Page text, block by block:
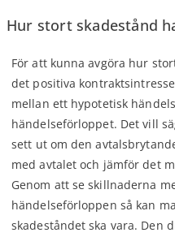
Hur stort skadestånd
För att kunna avgöra hur
det positiva
mellan ett hypotetisk
händelseförloppet. Det vill
sett ut om den
med avtalet och jämför det
Genom att se skillnaderna
händelseförloppen så kan
skadeståndet ska vara. Den